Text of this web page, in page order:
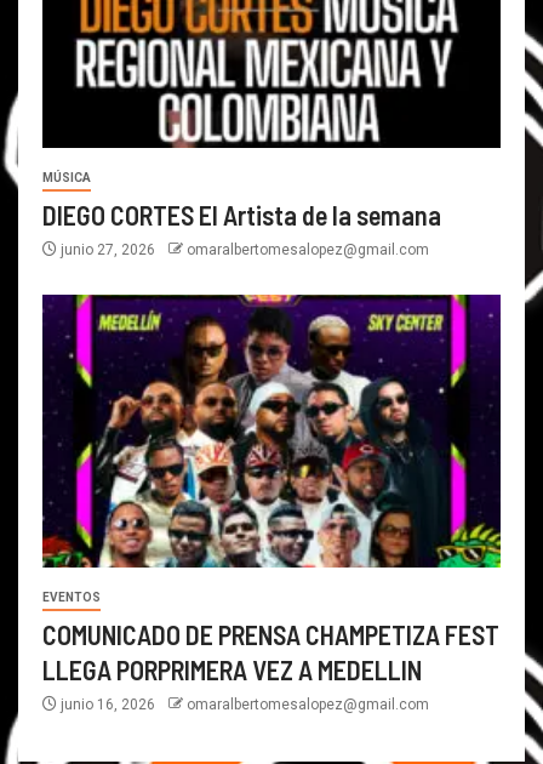
MÚSICA
DIEGO CORTES El Artista de la semana
junio 27, 2026 omaralbertomesalopez@gmail.com
EVENTOS
COMUNICADO DE PRENSA CHAMPETIZA FEST
LLEGA PORPRIMERA VEZ A MEDELLIN
junio 16, 2026 omaralbertomesalopez@gmail.com